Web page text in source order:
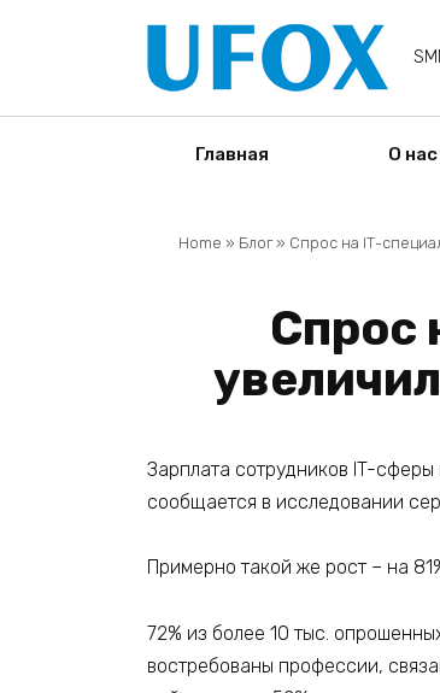
Главная О нас
Home » Блог» Спрос на IТ-
Спрос
Зарплата сотрудников IT-
сообщается в исследовании
Примерно такой же рост – на
72% из более 10 тыс.
востребованы профессии,